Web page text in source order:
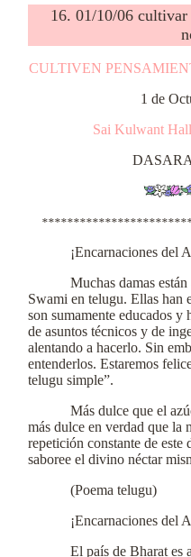
16. 01/10/06 cultivar
CULTIVEN
1 de
Sai Kulwant
¡Encarnaciones del
Muchas damas
Swami en telugu. Ellas han
son sumamente educados
de asuntos técnicos y de
alentando a hacerlo. Sin
entenderlos. Estaremos
telugu simple”.
Más dulce que el
más dulce en verdad que la
repetición constante de
saboree el divino néctar
(Poema telugu)
¡Encarnaciones del
El país de Bharat es